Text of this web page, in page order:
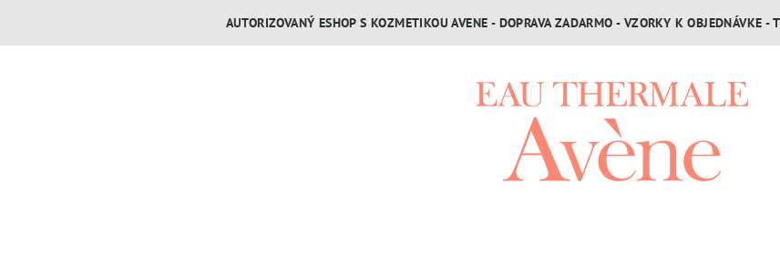
AUTORIZOVANÝ ESHOP S KOZMETIKOU AVENE - DOPRAVA ZADARMO - VZORKY K OBJEDNÁVKE -